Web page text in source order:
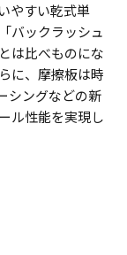
やすい乾式単
バックラッシュ
は比べものにな
に、摩擦板は時
シングなどの新
ル性能を実現し